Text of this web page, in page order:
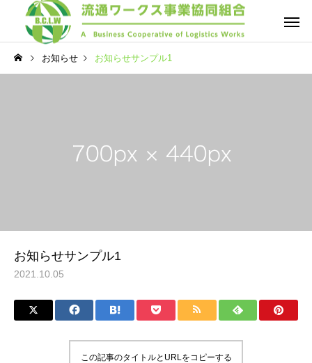
お知らせ お知らせサンプル1
お知らせサンプル1
2021.10.05
この記事のタイトルとURLをコピーする